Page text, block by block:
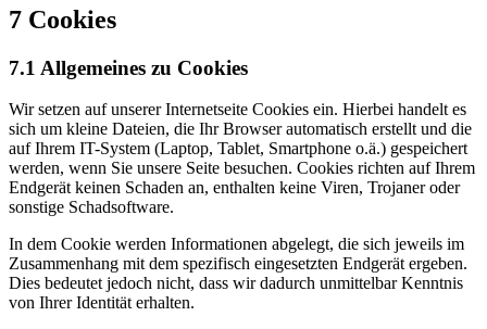
7 Cookies
7.1 Allgemeines zu Cookies
Wir setzen auf unserer Internetseite Cookies ein. Hierbei handelt es
sich um kleine Dateien, die Ihr Browser automatisch erstellt und die
auf Ihrem IT-System (Laptop, Tablet, Smartphone o.ä.) gespeichert
werden, wenn Sie unsere Seite besuchen. Cookies richten auf Ihrem
Endgerät keinen Schaden an, enthalten keine Viren, Trojaner oder
sonstige Schadsoftware.
In dem Cookie werden Informationen abgelegt, die sich jeweils im
Zusammenhang mit dem spezifisch eingesetzten Endgerät ergeben.
Dies bedeutet jedoch nicht, dass wir dadurch unmittelbar Kenntnis
von Ihrer Identität erhalten.